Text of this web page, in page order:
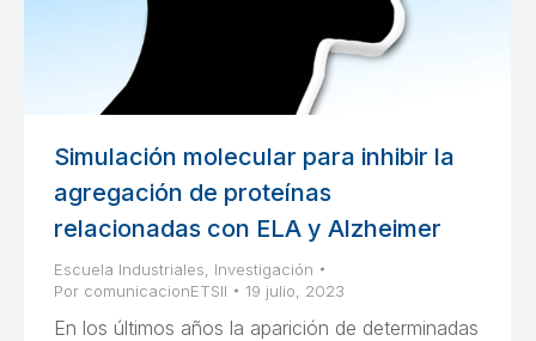
Simulación molecular para inhibir la
agregación de proteínas
relacionadas con ELA y Alzheimer
Escuela Industriales
Investigación
Por comunicacionETSII 19 julio, 2023
En los últimos años la aparición de determinadas